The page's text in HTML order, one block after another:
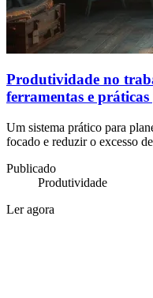
Produtividade no
ferramentas e
Um sistema prático para
focado e reduzir o excesso
Publicado
Produtividade
Ler agora